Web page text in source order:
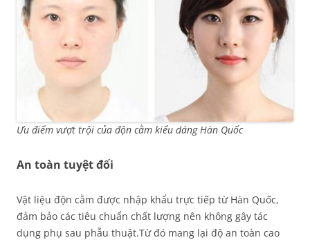
Ưu điểm vượt trội của độn cằm kiểu dáng Hàn Quốc
An toàn tuyệt đối
Vật liệu độn cằm được nhập khẩu trực tiếp từ Hàn Quốc,
đảm bảo các tiêu chuẩn chất lượng nên không gây tác
dụng phụ sau phẫu thuật.Từ đó mang lại độ an toàn cao